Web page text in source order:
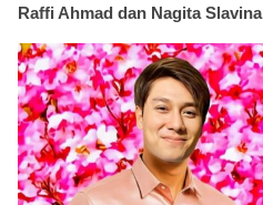
Raffi Ahmad dan Nagita Slavina